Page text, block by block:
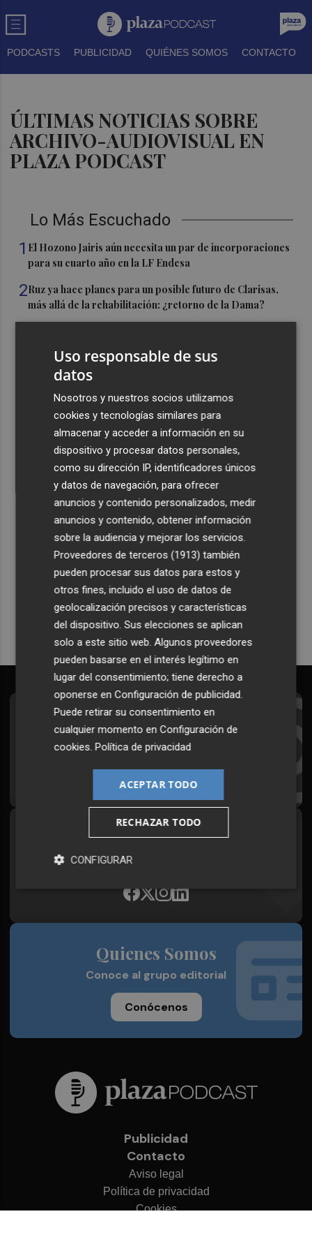
PODCASTS PUBLICIDAD QUIÉNES SOMOS CONTACTO
ÚLTIMAS NOTICIAS SOBRE
ARCHIVO-AUDIOVISUAL EN
PLAZA PODCAST
Lo Más Escuchado
1 El Hozono Jairis aún necesita un par de incorporaciones
para su cuarto año en la LF Endesa
2Ruz ya hace planes para un posible futuro de Clarisas,
más allá de la rehabilitación: ¿retorno de la Dama?
Castelló apuesta por convertir el eclipse en un referente
El Villarreal anuncia a sus seis capitanes: Gerard
Moreno, Foyth, Comesaña, Ayoze, Cardona y Logan
Costa
Recibe toda la actualidad de
Plaza Podcast en tu correo
Quiero suscribirme
Suscríbete al Boletín
Todos los días a primera hora en tu email
Síguenos en redes
Plaza Podcast, desde cualquier medio
Quienes Somos
Conoce al grupo editorial
Conócenos
Publicidad
Contacto
Aviso legal
Política de privacidad
Cookies
Uso responsable de sus
datos
Nosotros y nuestros socios utilizamos
cookies y tecnologías similares para
almacenar y acceder a información en su
dispositivo y procesar datos personales,
como su dirección IP, identificadores únicos
y datos de navegación, para ofrecer
anuncios y contenido personalizados, medir
anuncios y contenido, obtener información
sobre la audiencia y mejorar los servicios.
Proveedores de terceros (1913) también
pueden procesar sus datos para estos y
otros fines, incluido el uso de datos de
geolocalización precisos y características
del dispositivo. Sus elecciones se aplican
solo a este sitio web. Algunos proveedores
pueden basarse en el interés legítimo en
lugar del consentimiento; tiene derecho a
oponerse enConfiguración de publicidad.
Puede retirar su consentimiento en
cualquier momento enConfiguración de
cookies.Política de privacidad
ACEPTAR TODO
RECHAZAR TODO
CONFIGURAR